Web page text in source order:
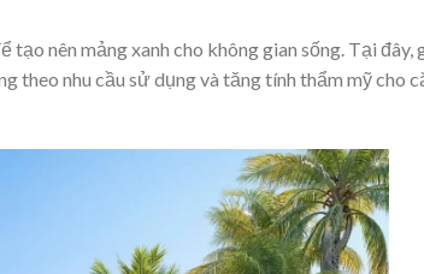
nên mảng xanh cho không gian sống. Tại đây,
theo nhu cầu sử dụng và tăng tính thẩm mỹ cho